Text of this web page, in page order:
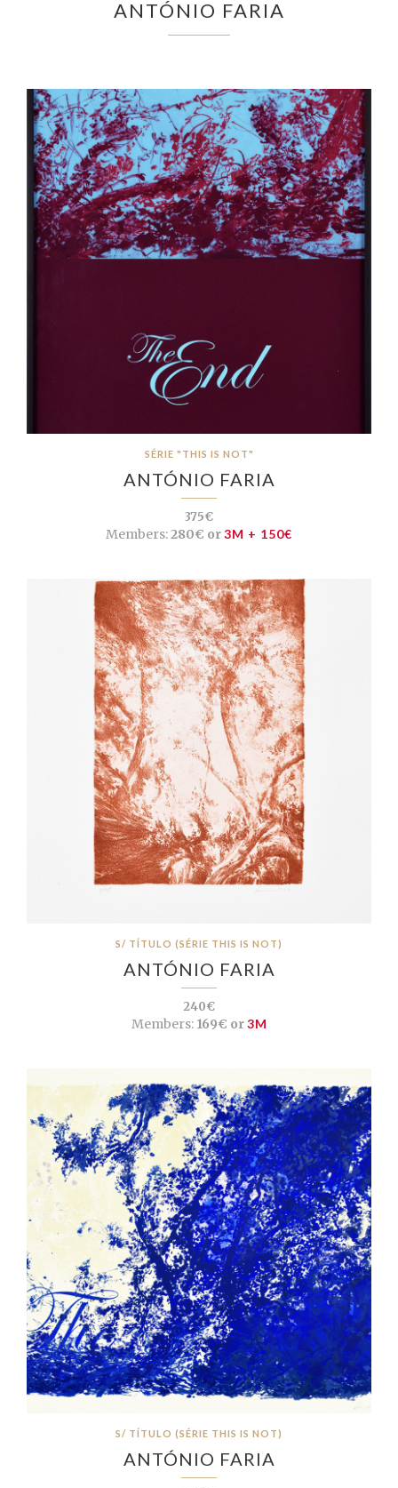
ANTÓNIO FARIA
SÉRIE "THIS IS NOT"
ANTÓNIO FARIA
375€
Members:280€ or3M + 150€
S/ TÍTULO (SÉRIE THIS IS NOT)
ANTÓNIO FARIA
240€
Members:169€ or3M
S/ TÍTULO (SÉRIE THIS IS NOT)
ANTÓNIO FARIA